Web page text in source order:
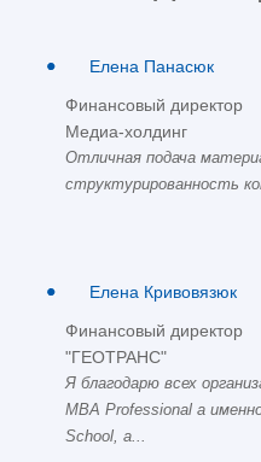
Елена Панасюк
Финансовый директор
Медиа-холдинг
Отличная подача
структурированность
Елена Кривовязюк
Финансовый директор
"ГЕОТРАНС"
Я благодарю всех
MBA Professional а
School, а...